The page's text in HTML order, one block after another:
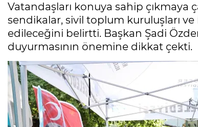
Vatandaşları konuya sahip çıkmaya
sendikalar, sivil toplum kuruluşları
edileceğini belirtti. Başkan Şadi
duyurmasının önemine dikkat çekti.